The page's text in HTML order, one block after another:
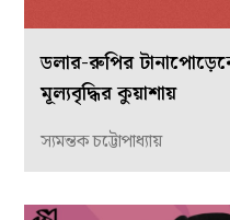
ডলার-রুপির
মূল্যবৃদ্ধির কুয়াশায়
স্যমন্তক চট্টোপাধ্যায়